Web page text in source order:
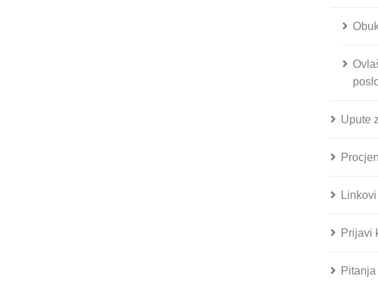
Upute
Linkovi
Prijavi